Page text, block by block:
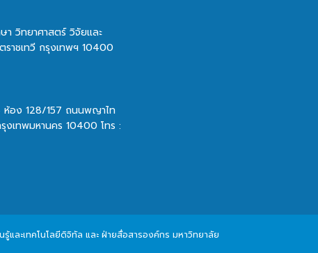
า วิทยาศาสตร์ วิจัยและ
าชเทวี กรุงเทพฯ 10400
ห้อง 128/157 ถนนพญาไท
งเทพมหานคร 10400 โทร :
และเทคโนโลยีดิจิทัล และ ฝ่ายสื่อสารองค์กร มหาวิทยาลัย